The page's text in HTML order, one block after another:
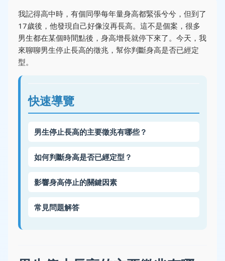
我記得高中時，有個同學每年量身高都緊張兮兮，但到了
17歲後，他發現自己好像沒再長高。這不是個案，很多
男生都在某個時間點後，身高增長就停下來了。今天，我
來聊聊男生停止長高的徵兆，幫你判斷身高是否已經定
型。
快速導覽
男生停止長高的主要徵兆有哪些？
如何判斷身高是否已經定型？
影響身高停止的關鍵因素
常見問題解答